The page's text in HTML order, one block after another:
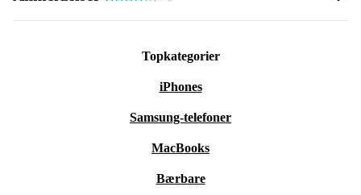
Topkategorier
iPhones
Samsung-telefoner
MacBooks
Bærbare